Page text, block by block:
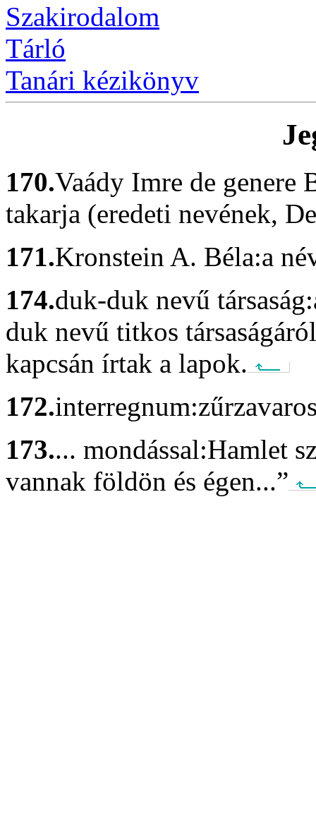
Szakirodalom
Tárló
Tanári kézikönyv
170.Vaády Imre de genere
takarja (eredeti nevének,
171.Kronstein A. Béla:a
174.duk-duk nevű társaság:
duk nevű titkos
kapcsán írtak a lapok.
172.interregnum:
173.... mondással:Hamlet
vannak földön és égen...”